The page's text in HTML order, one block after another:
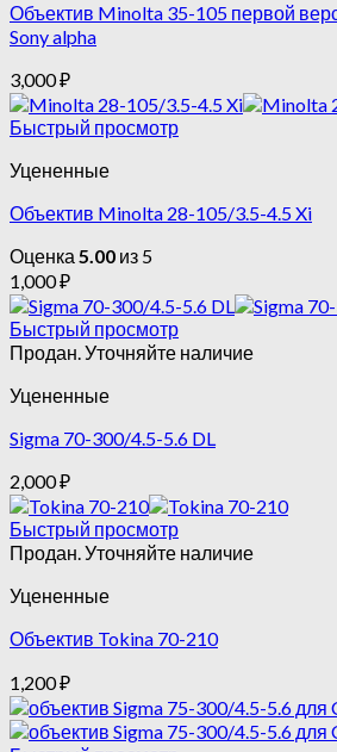
Объектив Minolta 35-105 первой
Sony alpha
3,000₽
Быстрый просмотр
Уцененные
Объектив Minolta 28-105/3.5-4.5 Xi
Оценка 5.00 из 5
1,000₽
Быстрый просмотр
Продан. Уточняйте наличие
Уцененные
Sigma 70-300/4.5-5.6 DL
2,000₽
Быстрый просмотр
Продан. Уточняйте наличие
Уцененные
Объектив Tokina 70-210
1,200₽